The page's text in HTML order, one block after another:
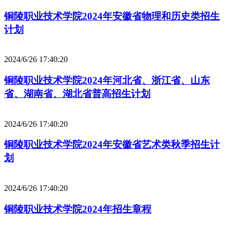
铜陵职业技术学院2024年安徽省物理和历史类招生
计划
2024/6/26 17:40:20
铜陵职业技术学院2024年河北省、浙江省、山东
省、湖南省、湖北省普高招生计划
2024/6/26 17:40:20
铜陵职业技术学院2024年安徽省艺术类秋季招生计
划
2024/6/26 17:40:20
铜陵职业技术学院2024年招生章程